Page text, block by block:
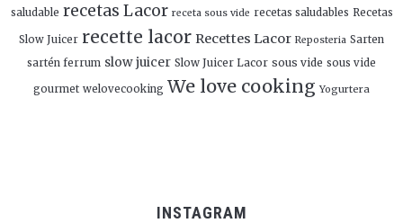
saludable recetas Lacor receta sous vide recetas saludables Recetas
Slow Juicer recette lacor Recettes Lacor Reposteria Sarten
sartén ferrum slow juicer Slow Juicer Lacor sous vide sous vide
gourmet welovecooking We love cooking Yogurtera
INSTAGRAM